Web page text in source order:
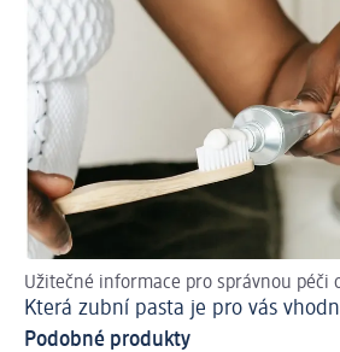
Užitečné informace pro správnou péči
Která zubní pasta je pro vás
Podobné produkty